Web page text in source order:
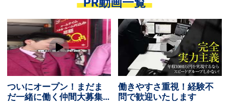
やすさ重視！経験不
歓迎いたします
成果を正当に評価する職
場です。昇給制度あり！
老